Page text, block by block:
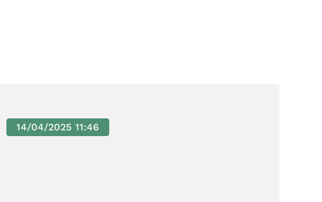
14/04/2025 11:46